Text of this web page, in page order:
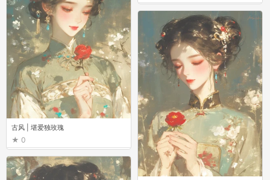
古风 | 堪爱独玫瑰
0